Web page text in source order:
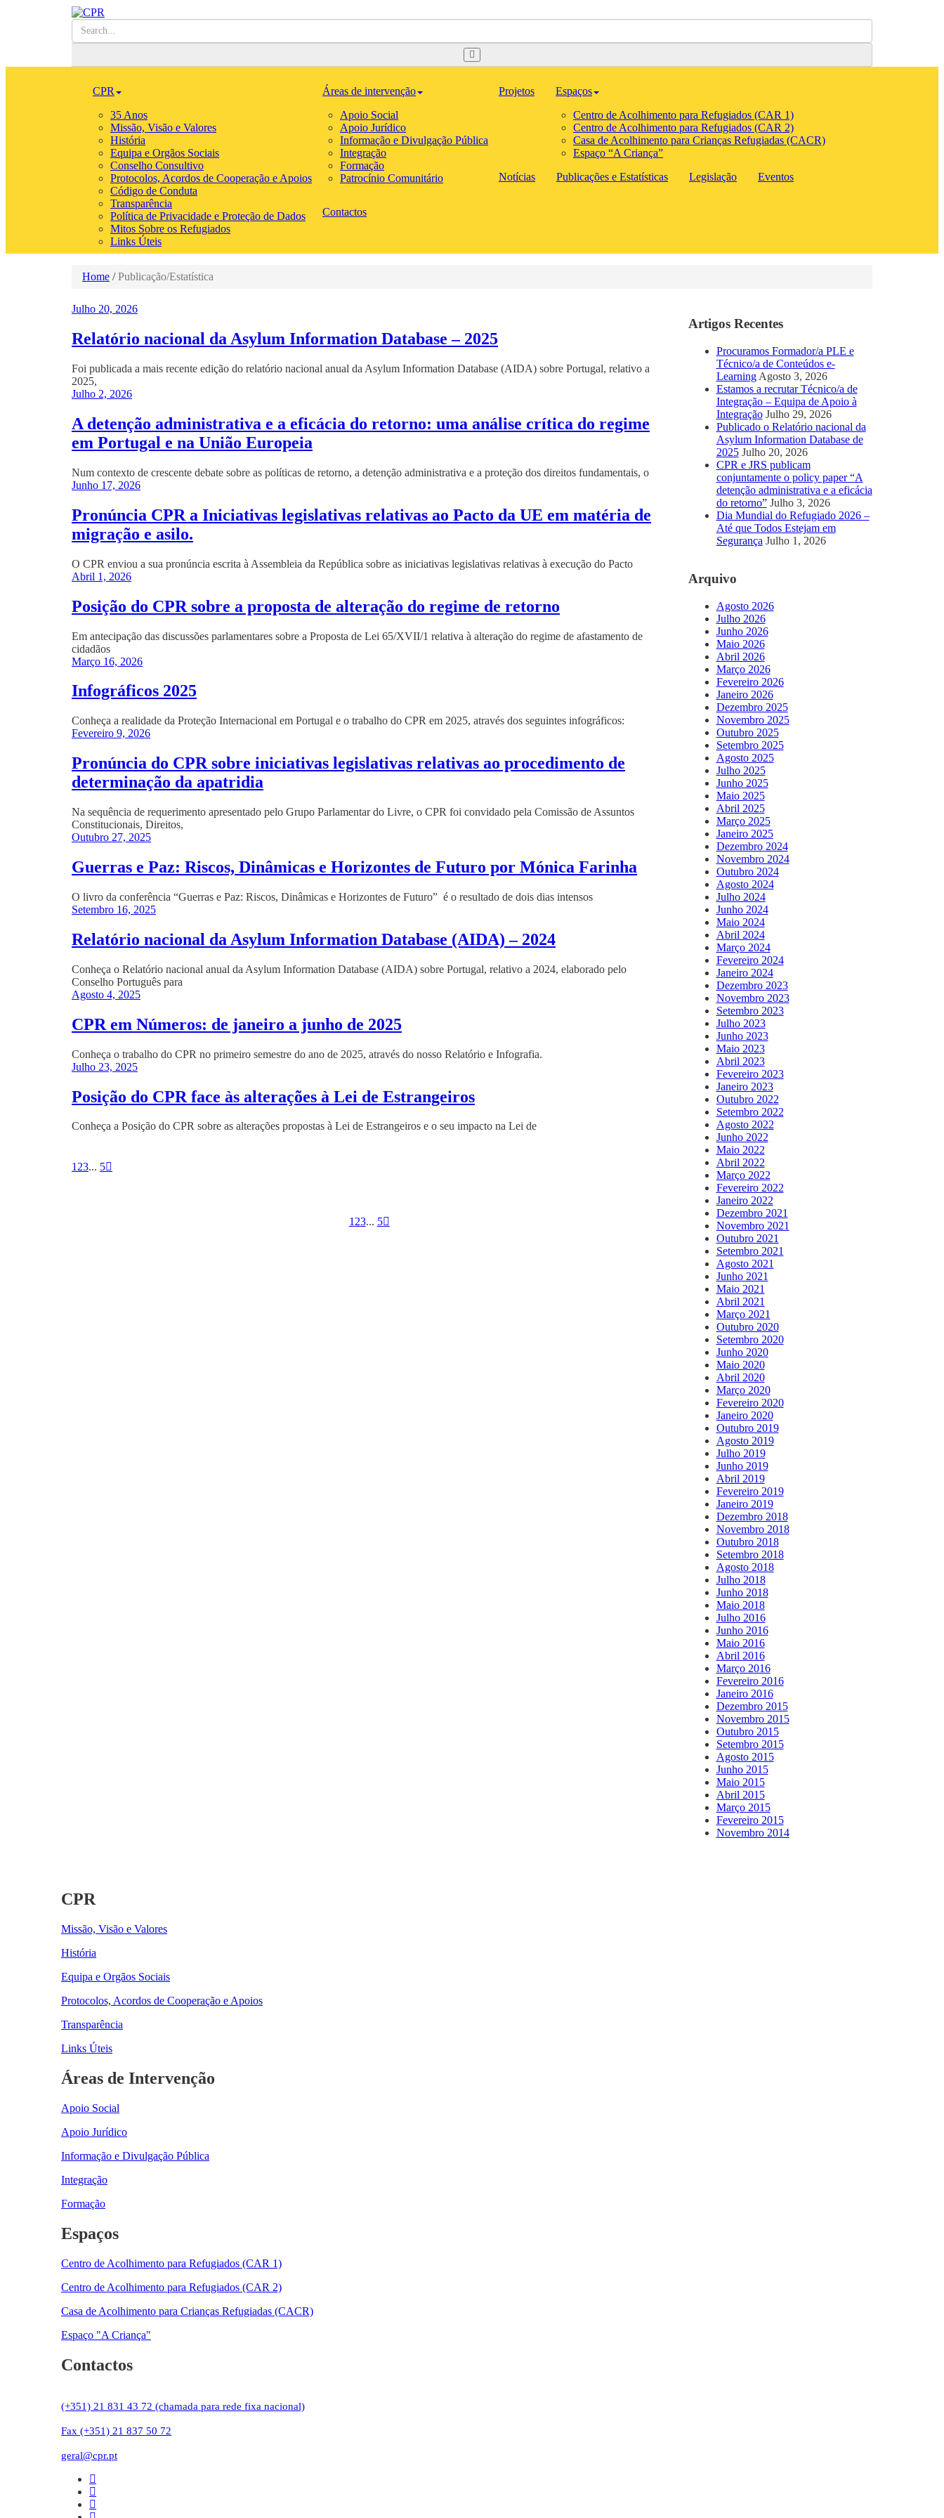
CPR
35 Anos
Missão, Visão e Valores
História
Equipa e Orgãos Sociais
Conselho Consultivo
Protocolos, Acordos de Cooperação e Apoios
Código de Conduta
Transparência
Política de Privacidade e Proteção de Dados
Mitos Sobre os Refugiados
Links Úteis
Áreas de intervenção
Apoio Social
Apoio Jurídico
Informação e Divulgação Pública
Integração
Formação
Patrocínio Comunitário
Projetos
Espaços
Centro de Acolhimento para Refugiados (CAR 1)
Centro de Acolhimento para Refugiados (CAR 2)
Casa de Acolhimento para Crianças Refugiadas (CACR)
Espaço “A Criança”
Notícias
Publicações e Estatísticas Legislação Eventos
Contactos
Home / Publicação/Estatística
Julho 20, 2026
Relatório nacional da Asylum Information Database – 2025
Foi publicada a mais recente edição do relatório nacional anual da Asylum Information Database (AIDA) sobre Portugal, relativo a
2025,
Julho 2, 2026
A detenção administrativa e a eficácia do retorno: uma análise crítica do regime
em Portugal e na União Europeia
Num contexto de crescente debate sobre as políticas de retorno, a detenção administrativa e a proteção dos direitos fundamentais, o
Junho 17, 2026
Pronúncia CPR a Iniciativas legislativas relativas ao Pacto da UE em matéria de
migração e asilo.
O CPR enviou a sua pronúncia escrita à Assembleia da República sobre as iniciativas legislativas relativas à execução do Pacto
Abril 1, 2026
Posição do CPR sobre a proposta de alteração do regime de retorno
Em antecipação das discussões parlamentares sobre a Proposta de Lei 65/XVII/1 relativa à alteração do regime de afastamento de
cidadãos
Março 16, 2026
Infográficos 2025
Conheça a realidade da Proteção Internacional em Portugal e o trabalho do CPR em 2025, através dos seguintes infográficos:
Fevereiro 9, 2026
Pronúncia do CPR sobre iniciativas legislativas relativas ao procedimento de
determinação da apatridia
Na sequência de requerimento apresentado pelo Grupo Parlamentar do Livre, o CPR foi convidado pela Comissão de Assuntos
Constitucionais, Direitos,
Outubro 27, 2025
Guerras e Paz: Riscos, Dinâmicas e Horizontes de Futuro por Mónica Farinha
O livro da conferência “Guerras e Paz: Riscos, Dinâmicas e Horizontes de Futuro” é o resultado de dois dias intensos
Setembro 16, 2025
Relatório nacional da Asylum Information Database (AIDA) – 2024
Conheça o Relatório nacional anual da Asylum Information Database (AIDA) sobre Portugal, relativo a 2024, elaborado pelo
Conselho Português para
Agosto 4, 2025
CPR em Números: de janeiro a junho de 2025
Conheça o trabalho do CPR no primeiro semestre do ano de 2025, através do nosso Relatório e Infografia.
Julho 23, 2025
Posição do CPR face às alterações à Lei de Estrangeiros
Conheça a Posição do CPR sobre as alterações propostas à Lei de Estrangeiros e o seu impacto na Lei de
123... 5
123... 5
Artigos Recentes
Procuramos Formador/a PLE e
Técnico/a de Conteúdos e-
Learning Agosto 3, 2026
Estamos a recrutar Técnico/a de
Integração – Equipa de Apoio à
Integração Julho 29, 2026
Publicado o Relatório nacional da
Asylum Information Database de
2025 Julho 20, 2026
CPR e JRS publicam
conjuntamente o policy paper “A
detenção administrativa e a eficácia
do retorno” Julho 3, 2026
Dia Mundial do Refugiado 2026 –
Até que Todos Estejam em
Segurança Julho 1, 2026
Arquivo
Agosto 2026
Julho 2026
Junho 2026
Maio 2026
Abril 2026
Março 2026
Fevereiro 2026
Janeiro 2026
Dezembro 2025
Novembro 2025
Outubro 2025
Setembro 2025
Agosto 2025
Julho 2025
Junho 2025
Maio 2025
Abril 2025
Março 2025
Janeiro 2025
Dezembro 2024
Novembro 2024
Outubro 2024
Agosto 2024
Julho 2024
Junho 2024
Maio 2024
Abril 2024
Março 2024
Fevereiro 2024
Janeiro 2024
Dezembro 2023
Novembro 2023
Setembro 2023
Julho 2023
Junho 2023
Maio 2023
Abril 2023
Fevereiro 2023
Janeiro 2023
Outubro 2022
Setembro 2022
Agosto 2022
Junho 2022
Maio 2022
Abril 2022
Março 2022
Fevereiro 2022
Janeiro 2022
Dezembro 2021
Novembro 2021
Outubro 2021
Setembro 2021
Agosto 2021
Junho 2021
Maio 2021
Abril 2021
Março 2021
Outubro 2020
Setembro 2020
Junho 2020
Maio 2020
Abril 2020
Março 2020
Fevereiro 2020
Janeiro 2020
Outubro 2019
Agosto 2019
Julho 2019
Junho 2019
Abril 2019
Fevereiro 2019
Janeiro 2019
Dezembro 2018
Novembro 2018
Outubro 2018
Setembro 2018
Agosto 2018
Julho 2018
Junho 2018
Maio 2018
Julho 2016
Junho 2016
Maio 2016
Abril 2016
Março 2016
Fevereiro 2016
Janeiro 2016
Dezembro 2015
Novembro 2015
Outubro 2015
Setembro 2015
Agosto 2015
Junho 2015
Maio 2015
Abril 2015
Março 2015
Fevereiro 2015
Novembro 2014
CPR
Missão, Visão e Valores
História
Equipa e Orgãos Sociais
Protocolos, Acordos de Cooperação e Apoios
Transparência
Links Úteis
Áreas de Intervenção
Apoio Social
Apoio Jurídico
Informação e Divulgação Pública
Integração
Formação
Espaços
Centro de Acolhimento para Refugiados (CAR 1)
Centro de Acolhimento para Refugiados (CAR 2)
Casa de Acolhimento para Crianças Refugiadas (CACR)
Espaço "A Criança"
Contactos
(+351) 21 831 43 72 (chamada para rede fixa nacional)
Fax (+351) 21 837 50 72
geral@cpr.pt